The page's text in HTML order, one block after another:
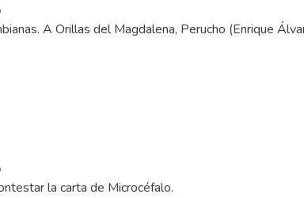
A Orillas del Magdalena, Perucho (Enrique
la carta de Microcéfalo.